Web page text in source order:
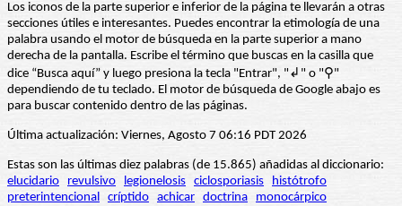
Los iconos de la parte superior e inferior de la página te llevarán a otras
secciones útiles e interesantes. Puedes encontrar la etimología de una
palabra usando el motor de búsqueda en la parte superior a mano
derecha de la pantalla. Escribe el término que buscas en la casilla que
dice “Busca aquí” y luego presiona la tecla "Entrar", "↲" o "⚲"
dependiendo de tu teclado. El motor de búsqueda de Google abajo es
para buscar contenido dentro de las páginas.
Última actualización: Viernes, Agosto 7 06:16 PDT 2026
Estas son las últimas diez palabras (de 15.865) añadidas al diccionario:
elucidario
revulsivo legionelosis ciclosporiasis
histótrofo
preterintencional críptido achicar doctrina monocárpico